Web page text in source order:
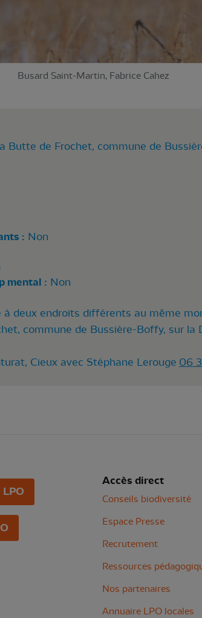
Busard Saint-Martin, Fabrice Cahez
Butte de Frochet, commune de
: Non
mental : Non
deux endroits différents au même
commune de Bussière-Boffy, sur la
Cieux avec Stéphane Lerouge 06
Accès direct
Conseils biodiversité
Espace Presse
Recrutement
Ressources
Nos partenaires
Annuaire LPO locales